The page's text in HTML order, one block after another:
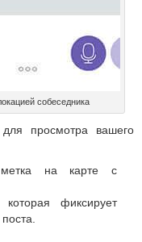
собеседника
просмотра вашего
на карте с
фиксирует